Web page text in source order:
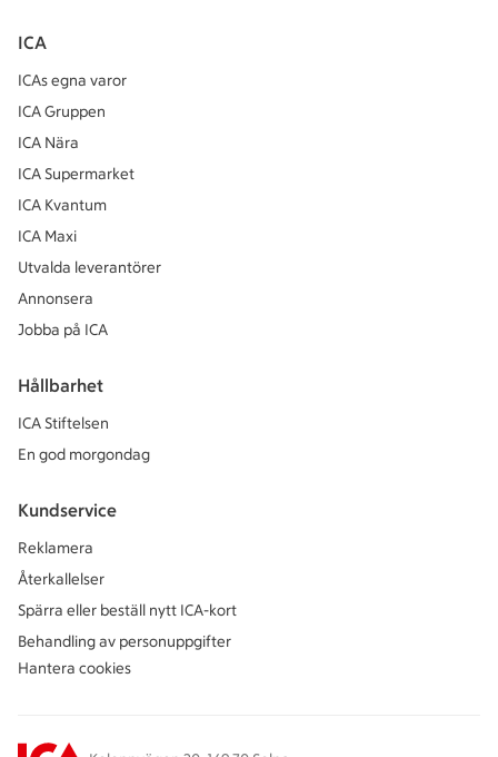
ICA
ICAs egna varor
ICA Gruppen
ICA Nära
ICA Supermarket
ICA Kvantum
ICA Maxi
Utvalda leverantörer
Annonsera
Jobba på ICA
Hållbarhet
ICA Stiftelsen
En god morgondag
Kundservice
Reklamera
Återkallelser
Spärra eller beställ nytt ICA-kort
Behandling av personuppgifter
Hantera cookies